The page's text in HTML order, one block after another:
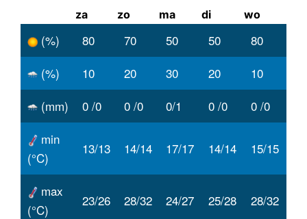
za zo ma di wo
(%) 80 70 50 50
80
(%)
10 20 30 20
10
(mm)
0 /0 0 /0 0/1 0 /0
0 /0
min
(°C)
13/13 14/14 17/17 14/14 15/15
max
(°C)
23/26 28/32 24/27 25/28 28/32